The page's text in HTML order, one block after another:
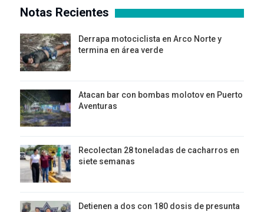
Notas Recientes
Derrapa motociclista en Arco Norte y
termina en área verde
Atacan bar con bombas molotov en Puerto
Aventuras
Recolectan 28 toneladas de cacharros en
siete semanas
Detienen a dos con 180 dosis de presunta